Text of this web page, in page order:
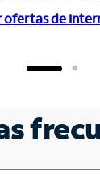
ofertas de